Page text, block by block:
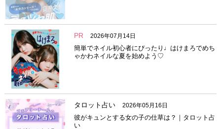
PR 2026年07月14日
簡単でネイル初心者にぴったり♩はけまろでめち
ゃかわネイルな夏を始めよう♡
タロット占い 2026年05月16日
彼がキュンとする女の子の仕草は？｜タロット占
い